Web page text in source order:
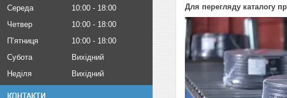
Середа
10:00
18:00
Четвер
10:00
18:00
Пʼятниця
10:00
18:00
Субота
Вихідний
Неділя
Вихідний
КОНТАКТИ
Для перегляду каталогу